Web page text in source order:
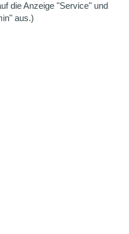
die Anzeige "Service" und
aus.)